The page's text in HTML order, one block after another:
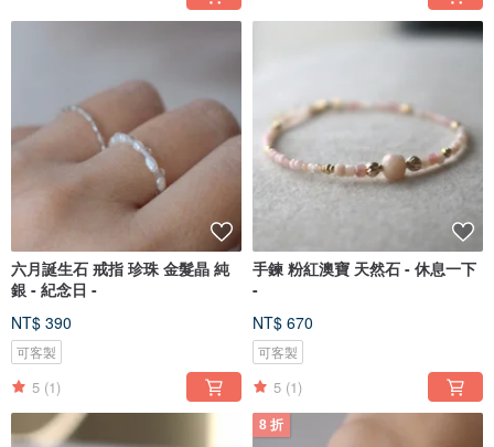
六月誕生石 戒指 珍珠 金髮晶 純
銀 - 紀念日 -
NT$ 390
可客製
5 (1)
手鍊 粉紅澳寶 天然石 - 休息一下
-
NT$ 670
可客製
5 (1)
8 折